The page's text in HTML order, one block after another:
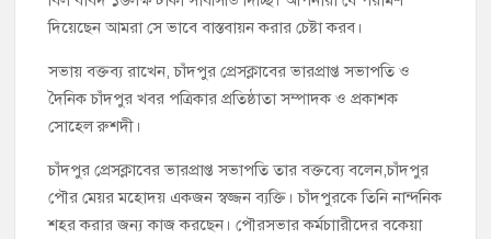
দিয়েছেন আমরা সে ভাবে বাস্তবায়ন করার চেষ্টা করব।
সভায় বক্তব্য রাখেন, চাঁদপুর প্রেসক্লাবের ভারপ্রাপ্ত সভাপতি ও
দৈনিক চাঁদপুর খবর পত্রিকার প্রতিষ্ঠাতা সম্পাদক ও প্রকাশক
সোহেল রুশদী।
চাঁদপুর প্রেসক্লাবের ভারপ্রাপ্ত সভাপতি তার বক্তব্যে বলেন,চাঁদপুর
পৌর মেয়র মহোদয় একজন স্বজ্জন ব্যক্তি। চাঁদপুরকে তিনি নান্দনিক
শহর করার জন্য কাজ করছেন। পৌরসভার কর্মচাারীদের বকেয়া